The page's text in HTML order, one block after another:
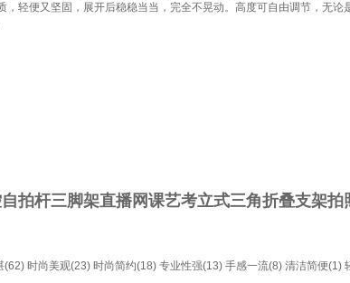
，轻便又坚固，展开后稳稳当当，完全不晃动。高度可自由调节，无
拍杆三脚架直播网课艺考立式三角折叠支架拍
(62) 时尚美观(23) 时尚简约(18) 专业性强(13) 手感一流(8) 清洁简便(1)